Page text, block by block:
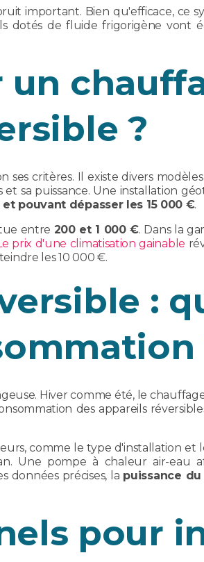
important. Bien qu'efficace, ce
dotés de fluide frigorigène vont
un
?
critères. Il existe divers
sa puissance. Une installation
pouvant dépasser les 15 000 €.
entre 200 et 1 000 €. Dans la
prix d'une climatisation gainable
les 10 000 €.
:
Hiver comme été, le
des appareils
comme le type d'installation et
Une pompe à chaleur air-eau
données précises, la puissance
pour